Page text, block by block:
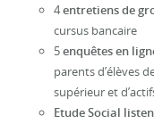
4entretiens de
cursus bancaire
5enquêtes en
parents d’élèves
supérieur et
Etude Social